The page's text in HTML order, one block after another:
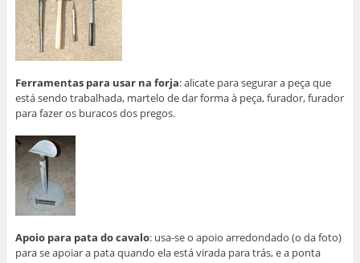
Ferramentas para usar na forja: alicate para segurar a peça que
está sendo trabalhada, martelo de dar forma à peça, furador, furador
para fazer os buracos dos pregos.
Apoio para pata do cavalo: usa-se o apoio arredondado (o da foto)
para se apoiar a pata quando ela está virada para trás, e a ponta